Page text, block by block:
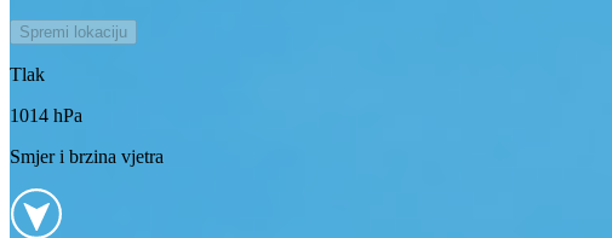
Spremi lokaciju
Tlak
1014 hPa
Smjer i brzina vjetra